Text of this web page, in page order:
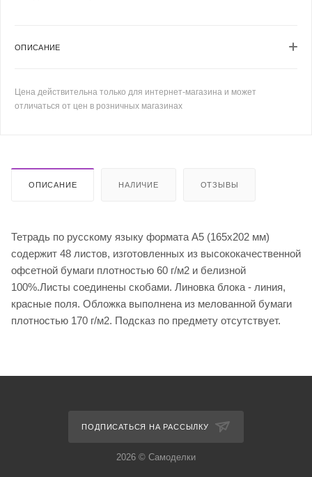
ОПИСАНИЕ
Цена действительна только для интернет-магазина и может
отличаться от цен в розничных магазинах
ОПИСАНИЕ НАЛИЧИЕ ОТЗЫВЫ
Тетрадь по русскому языку формата А5 (165х202 мм)
содержит 48 листов, изготовленных из высококачественной
офсетной бумаги плотностью 60 г/м2 и белизной
100%.Листы соединены скобами. Линовка блока - линия,
красные поля. Обложка выполнена из мелованной бумаги
плотностью 170 г/м2. Подсказ по предмету отсутствует.
ПОДПИСАТЬСЯ НА РАССЫЛКУ
2026 © Самоделки